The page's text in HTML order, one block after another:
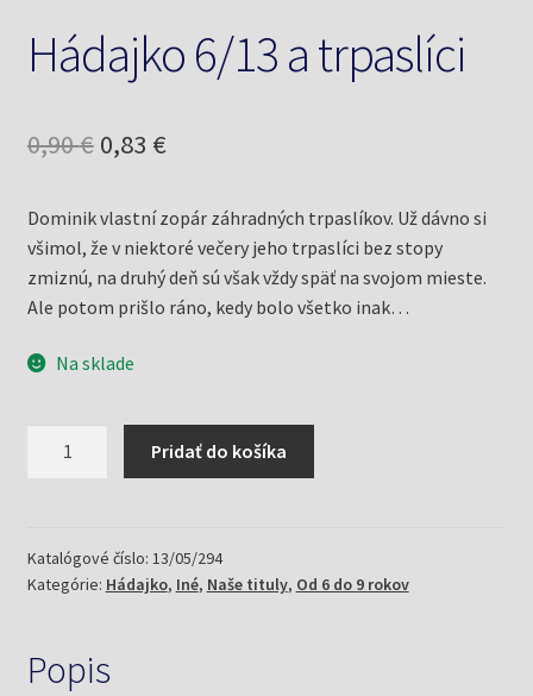
Hádajko 6/13 a trpaslíci
0,90€ Pôvodná
bola:
0,90 €.
0,83 €Aktuálna
je:
0,83 €.
Dominik vlastní zopár záhradných trpaslíkov. Už dávno si
všimol, že v niektoré večery jeho trpaslíci bez stopy
zmiznú, na druhý deň sú však vždy späť na svojom mieste.
Ale potom prišlo ráno, kedy bolo všetko inak…
Na sklade
trpaslíci
Pridať do košíka
Katalógové číslo: 13/05/294
Kategórie: Hádajko, Iné, Naše tituly, Od 6 do 9 rokov
Popis